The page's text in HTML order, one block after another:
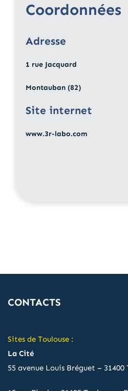
Coordonnées
Adresse
1 rue Jacquard
Montauban (82)
Site internet
www.3r-labo.com
CONTACTS
Sites de Toulouse :
La Cité
55 avenue Louis Bréguet – 31400